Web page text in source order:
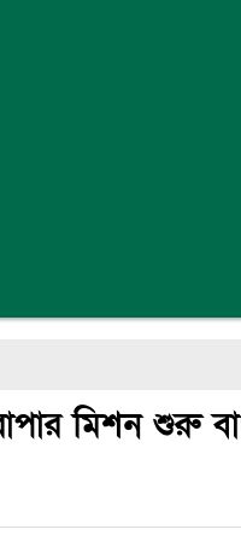
মিশন শুরু